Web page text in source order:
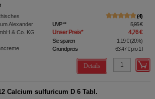
Alexander
& Co. KG
4
UVP** 5,95 €
Unser Preis* 4,76 €
Sie sparen 1,19 €(20%)
Grundpreis
63,47 €pro 1 l
Details
Calcium sulfuricum D 6 Tabl.